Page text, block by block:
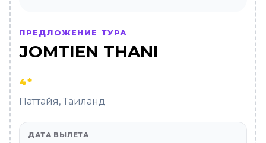
ПРЕДЛОЖЕНИЕ ТУРА
JOMTIEN THANI
4*
Паттайя, Таиланд
ДАТА ВЫЛЕТА